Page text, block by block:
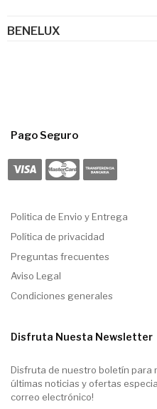
BENELUX
Pago Seguro
Politica de Envio y Entrega
Política de privacidad
Preguntas frecuentes
Aviso Legal
Condiciones generales
Disfruta Nuesta Newsletter
Disfruta de nuestro boletín para
últimas noticias y ofertas
correo electrónico!